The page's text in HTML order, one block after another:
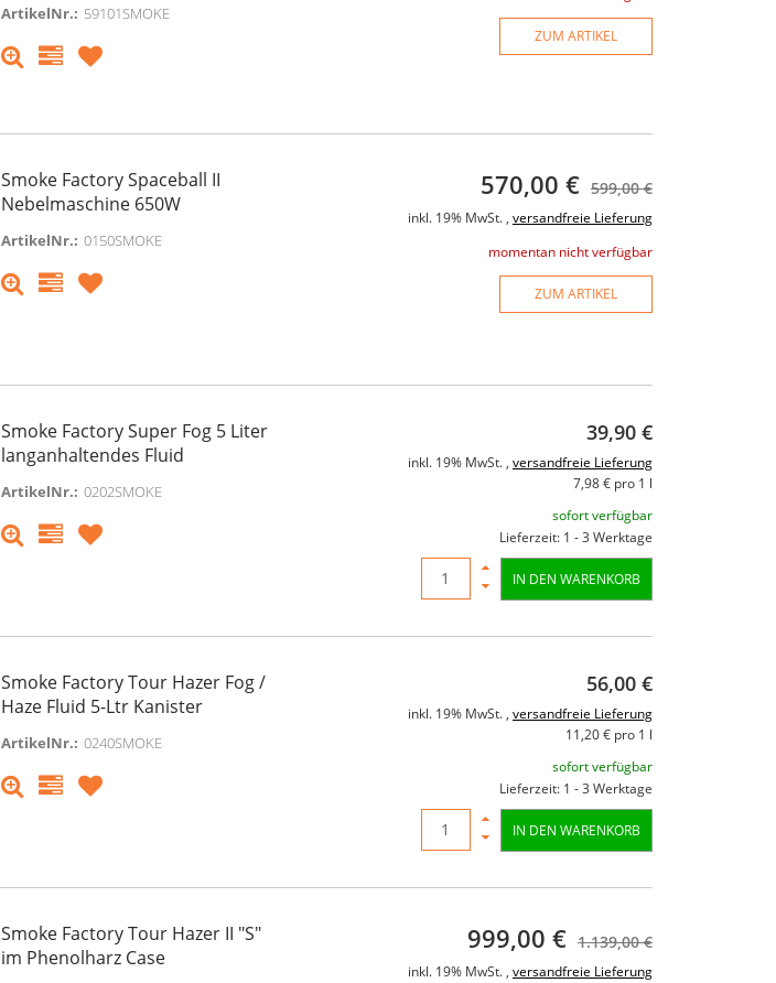
ArtikelNr.: 59101SMOKE
ZUM ARTIKEL
Smoke Factory Spaceball II
Nebelmaschine 650W
ArtikelNr.: 0150SMOKE
570,00 € 599,00 €
inkl. 19% MwSt. , versandfreie Lieferung
momentan nicht verfügbar
ZUM ARTIKEL
Smoke Factory Super Fog 5 Liter
langanhaltendes Fluid
ArtikelNr.: 0202SMOKE
39,90 €
inkl. 19% MwSt. , versandfreie Lieferung
7,98 € pro 1 l
sofort verfügbar
Lieferzeit: 1 - 3 Werktage
IN DEN WARENKORB
Smoke Factory Tour Hazer Fog /
Haze Fluid 5-Ltr Kanister
ArtikelNr.: 0240SMOKE
56,00 €
inkl. 19% MwSt. , versandfreie Lieferung
11,20 € pro 1 l
sofort verfügbar
Lieferzeit: 1 - 3 Werktage
IN DEN WARENKORB
Smoke Factory Tour Hazer II "S"
im Phenolharz Case
999,00 € 1.139,00 €
inkl. 19% MwSt. , versandfreie Lieferung